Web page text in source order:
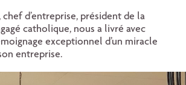
chef d’entreprise, président de la
catholique, nous a livré avec
exceptionnel d’un miracle
entreprise.